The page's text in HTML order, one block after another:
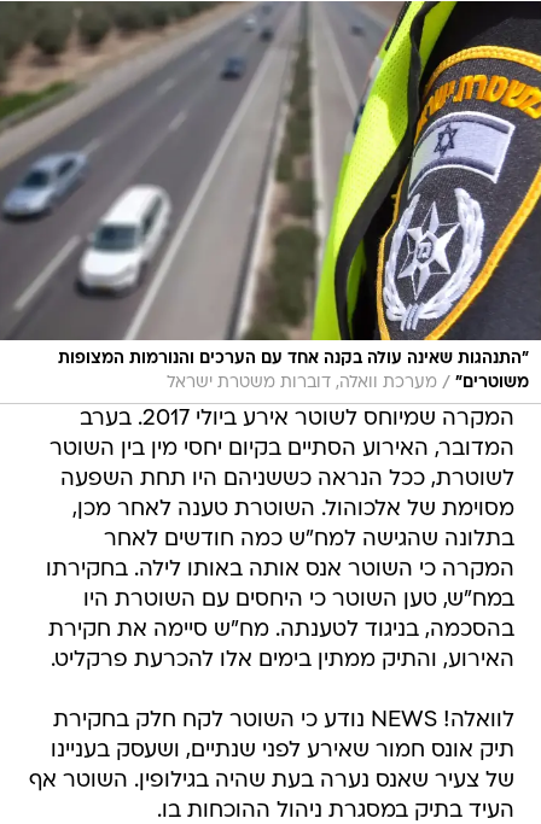
"התנהגות שאינה עולה בקנה אחד עם הערכים והנורמות המצופות
משוטרים" / מערכת וואלה, דוברות משטרת ישראל
המקרה שמיוחס לשוטר אירע ביולי 2017. בערב
המדובר, האירוע הסתיים בקיום יחסי מין בין השוטר
לשוטרת, ככל הנראה כששניהם היו תחת השפעה
מסוימת של אלכוהול. השוטרת טענה לאחר מכן,
בתלונה שהגישה למח"ש כמה חודשים לאחר
המקרה כי השוטר אנס אותה באותו לילה. בחקירתו
במח"ש, טען השוטר כי היחסים עם השוטרת היו
בהסכמה, בניגוד לטענתה. מח"ש סיימה את חקירת
האירוע, והתיק ממתין בימים אלו להכרעת פרקליט.
לוואלה! NEWS נודע כי השוטר לקח חלק בחקירת
תיק אונס חמור שאירע לפני שנתיים, ושעסק בעניינו
של צעיר שאנס נערה בעת שהיה בגילופין. השוטר אף
העיד בתיק במסגרת ניהול ההוכחות בו.